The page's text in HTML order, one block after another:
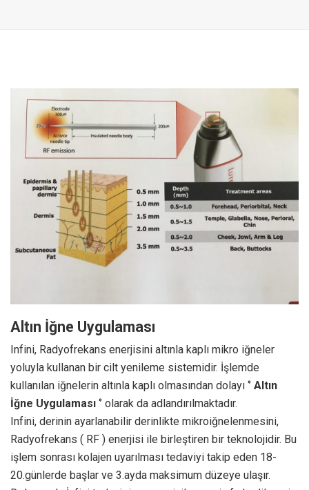
Altın İğne Uygulaması
Infini, Radyofrekans enerjisini altınla kaplı mikro iğneler
yoluyla kullanan bir cilt yenileme sistemidir. İşlemde
kullanılan iğnelerin altınla kaplı olmasından dolayı ‘’ Altın
İğne Uygulaması ‘’ olarak da adlandırılmaktadır.
Infini, derinin ayarlanabilir derinlikte mikroiğnelenmesini,
Radyofrekans ( RF ) enerjisi ile birleştiren bir teknolojidir. Bu
işlem sonrası kolajen uyarılması tedaviyi takip eden 18-
20.günlerde başlar ve 3.ayda maksimum düzeye ulaşır.